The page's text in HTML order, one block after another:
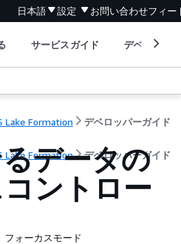
日本語 設定 お問い合わせフィー
サービスガイド デベロッパ
Lake Formation デベロッパーガイド
Lake Formation デベロッパーガイド
データの
ントロー
フォーカスモード